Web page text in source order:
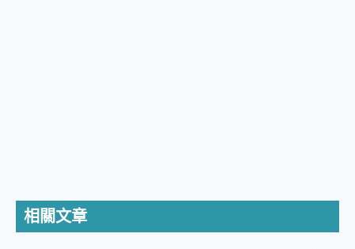
相關文章